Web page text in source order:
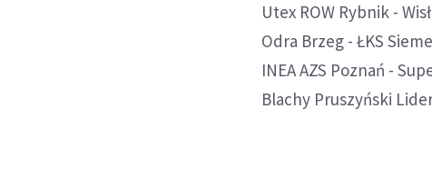
Utex ROW Rybnik -
Odra Brzeg - ŁKS
INEA AZS Poznań -
Blachy Pruszyński